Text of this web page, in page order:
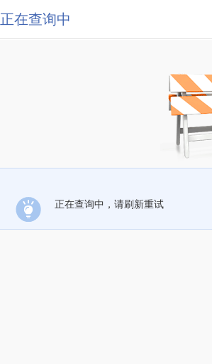
正在查询中
正在查询中，请刷新重试